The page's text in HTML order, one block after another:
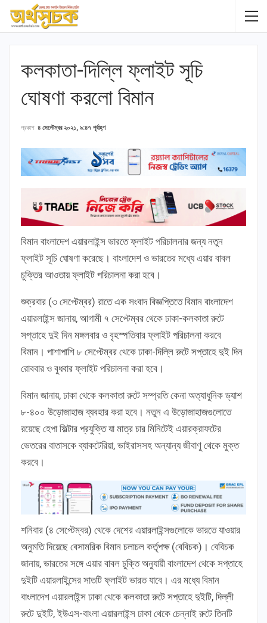
কলকাতা-দিল্লি ফ্লাইট সূচি
ঘোষণা করলো বিমান
প্রকাশ ৪ সেপ্টেম্বর ২০২১, ৯:৪৭ পূর্বাহ্ণ
বিমান বাংলাদেশ এয়ারলাইন্স ভারতে ফ্লাইট পরিচালনার জন্য নতুন
ফ্লাইট সূচি ঘোষণা করেছে। বাংলাদেশ ও ভারতের মধ্যে এয়ার বাবল
চুক্তির আওতায় ফ্লাইট পরিচালনা করা হবে।
শুক্রবার (৩ সেপ্টেম্বর) রাতে এক সংবাদ বিজ্ঞপ্তিতে বিমান বাংলাদেশ
এয়ারলাইন্স জানায়, আগামী ৭ সেপ্টেম্বর থেকে ঢাকা-কলকাতা রুটে
সপ্তাহে দুই দিন মঙ্গলবার ও বৃহস্পতিবার ফ্লাইট পরিচালনা করবে
বিমান। পাশাপাশি ৮ সেপ্টেম্বর থেকে ঢাকা-দিল্লি রুটে সপ্তাহে দুই দিন
রোববার ও বুধবার ফ্লাইট পরিচালনা করা হবে।
বিমান জানায়, ঢাকা থেকে কলকাতা রুটে সম্প্রতি কেনা অত্যাধুনিক ড্যাশ
৮-৪০০ উড়োজাহাজ ব্যবহার করা হবে। নতুন এ উড়োজাহাজগুলোতে
রয়েছে হেপা ফিল্টার প্রযুক্তি যা মাত্র চার মিনিটেই এয়ারক্রাফটের
ভেতরের বাতাসকে ব্যাকটেরিয়া, ভাইরাসসহ অন্যান্য জীবাণু থেকে মুক্ত
করবে।
শনিবার (৪ সেপ্টেম্বর) থেকে দেশের এয়ারলাইন্সগুলোকে ভারতে যাওয়ার
অনুমতি দিয়েছে বেসামরিক বিমান চলাচল কর্তৃপক্ষ (বেবিচক)। বেবিচক
জানায়, ভারতের সঙ্গে এয়ার বাবল চুক্তি অনুযায়ী বাংলাদেশ থেকে সপ্তাহে
দুইটি এয়ারলাইন্সের সাতটি ফ্লাইট ভারত যাবে। এর মধ্যে বিমান
বাংলাদেশ এয়ারলাইন্স ঢাকা থেকে কলকাতা রুটে সপ্তাহে দুইটি, দিল্লী
রুটে দুইটি, ইউএস-বাংলা এয়ারলাইন্স ঢাকা থেকে চেন্নাই রুটে তিনটি